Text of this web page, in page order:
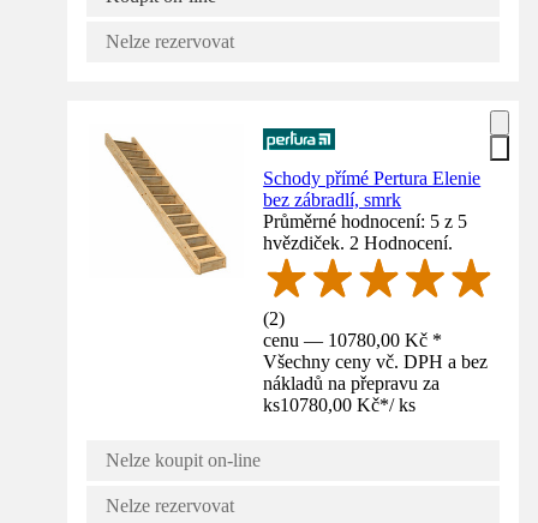
Nelze rezervovat
Schody přímé Pertura Elenie
bez zábradlí, smrk
Průměrné hodnocení: 5 z 5
hvězdiček. 2 Hodnocení.
(2)
cenu — 10780,00 Kč *
Všechny ceny vč. DPH a bez
nákladů na přepravu za
ks10780,00 Kč*/ ks
Nelze koupit on-line
Nelze rezervovat